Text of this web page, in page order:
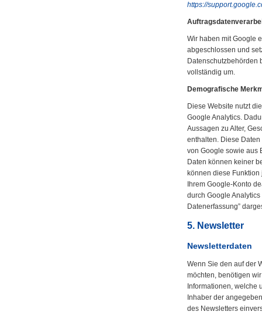
https://
Wir haben mit Google
abgeschlossen und
Datenschutzbehörden
vollständig um.
Demografische
Diese Website nutzt
Google Analytics.
Aussagen zu Alter,
enthalten. Diese
von Google sowie aus
Daten können keiner
können diese
Ihrem Google-Konto
durch Google
Datenerfassung”
5. Newsletter
Newsletterdaten
Wenn Sie den auf der
möchten, benötigen
Informationen, welche
Inhaber der
des Newsletters